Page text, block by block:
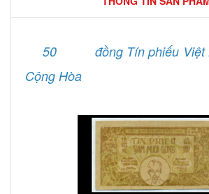
50
đồng Tín phiếu
Cộng Hòa